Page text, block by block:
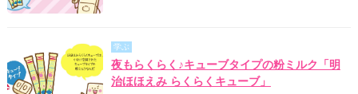
学ぶ
夜もらくらく♪キューブタイプの粉ミルク「明
治ほほえみ らくらくキューブ」